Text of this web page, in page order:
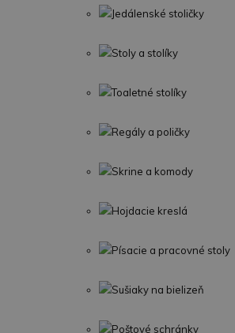
Jedálenské stoličky
Stoly a stolíky
Toaletné stolíky
Regály a poličky
Skrine a komody
Hojdacie kreslá
Písacie a pracovné stoly
Sušiaky na bielizeň
Poštové schránky